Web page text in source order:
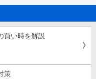
買い時を解説
策